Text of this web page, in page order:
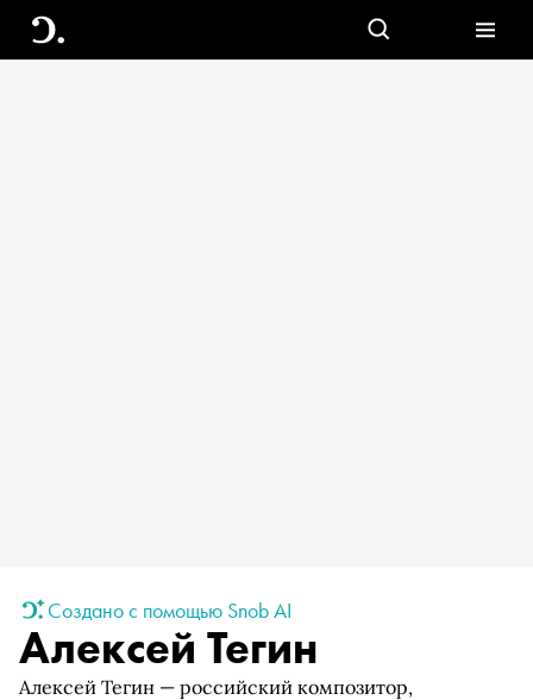
Создано с помощью Snob AI
Алексей Тегин
Алексей Тегин — российский композитор,